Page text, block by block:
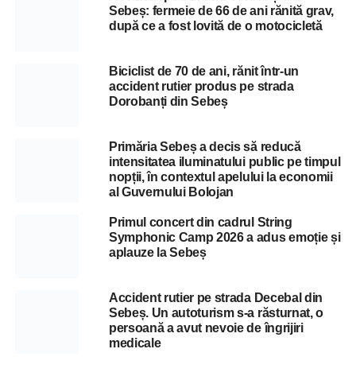
Sebeș: fermeie de 66 de ani rănită grav,
după ce a fost lovită de o motocicletă
Biciclist de 70 de ani, rănit într-un
accident rutier produs pe strada
Dorobanți din Sebeș
Primăria Sebeș a decis să reducă
intensitatea iluminatului public pe timpul
nopții, în contextul apelului la economii
al Guvernului Bolojan
Primul concert din cadrul String
Symphonic Camp 2026 a adus emoție și
aplauze la Sebeș
Accident rutier pe strada Decebal din
Sebeș. Un autoturism s-a răsturnat, o
persoană a avut nevoie de îngrijiri
medicale